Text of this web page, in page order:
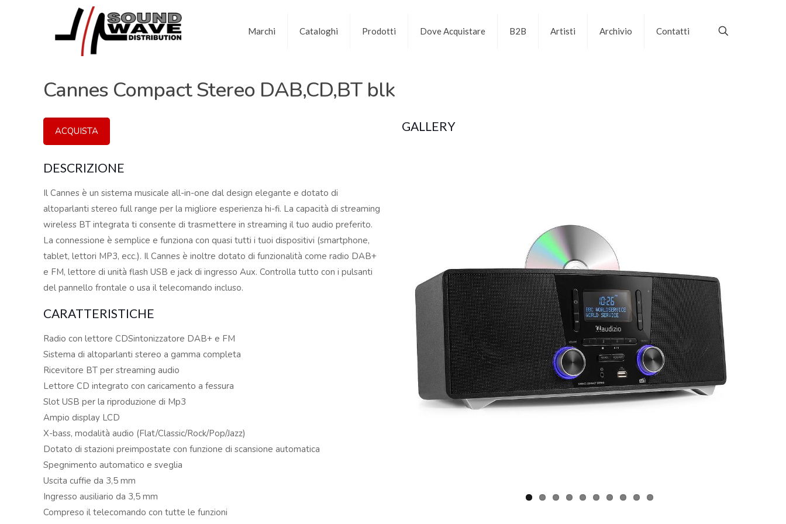
Marchi Cataloghi Prodotti Dove Acquistare B2B Artisti Archivio Contatti
Cannes Compact Stereo DAB,CD,BT blk
ACQUISTA
DESCRIZIONE
Il Cannes è un sistema musicale all-in-one dal design elegante e dotato di
altoparlanti stereo full range per la migliore esperienza hi-fi. La capacità di streaming
wireless BT integrata ti consente di trasmettere in streaming il tuo audio preferito.
La connessione è semplice e funziona con quasi tutti i tuoi dispositivi (smartphone,
tablet, lettori MP3, ecc.). Il Cannes è inoltre dotato di funzionalità come radio DAB+
e FM, lettore di unità flash USB e jack di ingresso Aux. Controlla tutto con i pulsanti
del pannello frontale o usa il telecomando incluso.
CARATTERISTICHE
Radio con lettore CDSintonizzatore DAB+ e FM
Sistema di altoparlanti stereo a gamma completa
Ricevitore BT per streaming audio
Lettore CD integrato con caricamento a fessura
Slot USB per la riproduzione di Mp3
Ampio display LCD
X-bass, modalità audio (Flat/Classic/Rock/Pop/Jazz)
Dotato di stazioni preimpostate con funzione di scansione automatica
Spegnimento automatico e sveglia
Uscita cuffie da 3,5 mm
Ingresso ausiliario da 3,5 mm
Compreso il telecomando con tutte le funzioni
GALLERY